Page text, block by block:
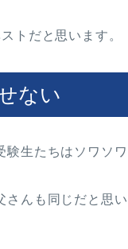
トだと思います。
ない
生たちはソワソワ
んも同じだと思